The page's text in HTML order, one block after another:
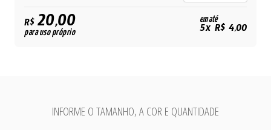
R$20,00
para uso próprio
em até
5x R$ 4,00
INFORME O TAMANHO, A COR E QUANTIDADE